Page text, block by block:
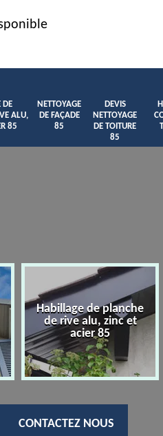
DE
ALU,
85
NETTOYAGE
DE FAÇADE
85
DEVIS
NETTOYAGE
DE TOITURE
85
Habillage de planche
de rive alu, zinc et
acier 85
CONTACTEZ NOUS